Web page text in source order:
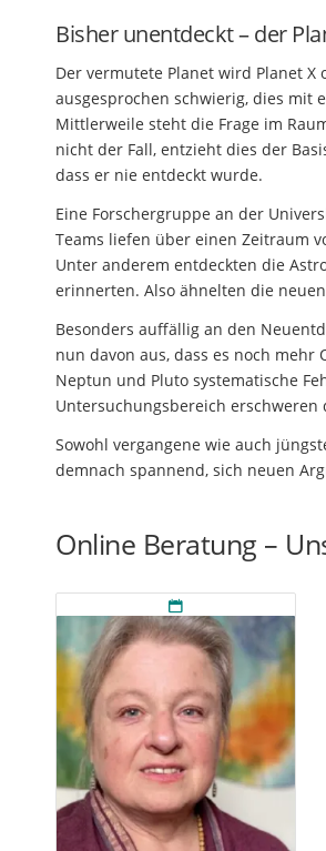
Bisher unentdeckt – der
Der vermutete Planet wird Planet
ausgesprochen schwierig, dies mit
Mittlerweile steht die Frage im
nicht der Fall, entzieht dies der
dass er nie entdeckt wurde.
Eine Forschergruppe an der
Teams liefen über einen Zeitraum
Unter anderem entdeckten die
erinnerten. Also ähnelten die
Besonders auffällig an den
nun davon aus, dass es noch mehr
Neptun und Pluto systematische
Untersuchungsbereich erschweren
Sowohl vergangene wie auch
demnach spannend, sich neuen
Online Beratung –